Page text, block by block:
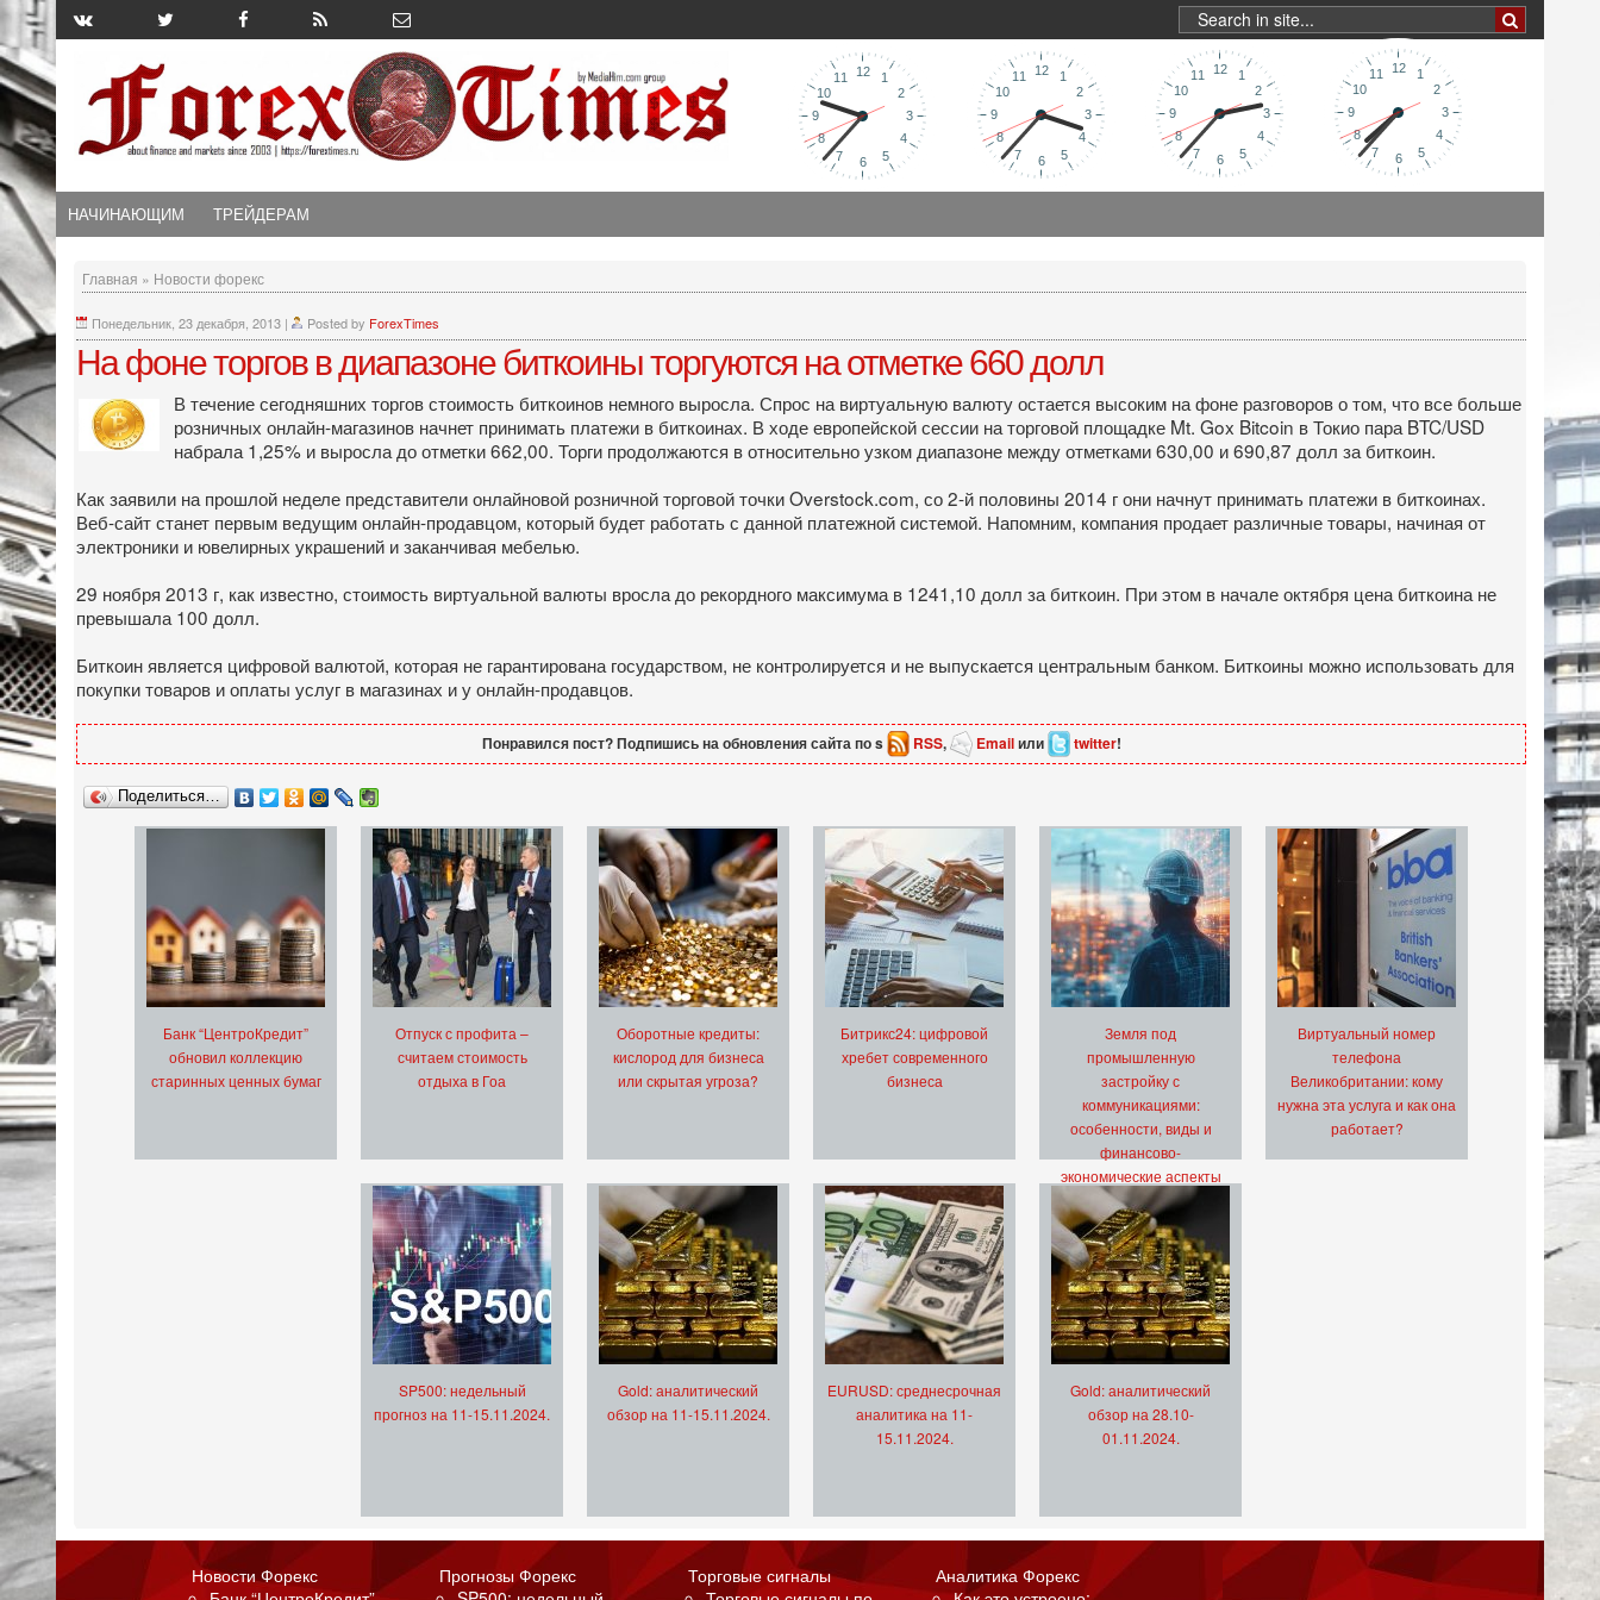
НАЧИНАЮЩИМ ТРЕЙДЕРАМ
Главная » Новости форекс
Понедельник, 23 декабря, 2013 | Posted by ForexTimes
На фоне торгов в диапазоне биткоины торгуются на отметке 660 долл
В течение сегодняшних торгов стоимость биткоинов немного выросла. Спрос на виртуальную валюту остается высоким на фоне разговоров о том, что все больше
розничных онлайн-магазинов начнет принимать платежи в биткоинах. В ходе европейской сессии на торговой площадке Mt. Gox Bitcoin в Токио пара BTC/USD
набрала 1,25% и выросла до отметки 662,00. Торги продолжаются в относительно узком диапазоне между отметками 630,00 и 690,87 долл за биткоин.
Как заявили на прошлой неделе представители онлайновой розничной торговой точки Overstock.com, со 2-й половины 2014 г они начнут принимать платежи в биткоинах.
Веб-сайт станет первым ведущим онлайн-продавцом, который будет работать с данной платежной системой. Напомним, компания продает различные товары, начиная от
электроники и ювелирных украшений и заканчивая мебелью.
29 ноября 2013 г, как известно, стоимость виртуальной валюты вросла до рекордного максимума в 1241,10 долл за биткоин. При этом в начале октября цена биткоина не
превышала 100 долл.
Биткоин является цифровой валютой, которая не гарантирована государством, не контролируется и не выпускается центральным банком. Биткоины можно использовать для
покупки товаров и оплаты услуг в магазинах и у онлайн-продавцов.
Понравился пост? Подпишись на обновления сайта по s RSS, Emailили twitter!
Поделиться…
Банк “ЦентроКредит”
обновил коллекцию
старинных ценных бумаг
Отпуск с профита –
считаем стоимость
отдыха в Гоа
Оборотные кредиты:
кислород для бизнеса
или скрытая угроза?
Битрикс24: цифровой
хребет современного
бизнеса
Земля под
промышленную
застройку с
коммуникациями:
особенности, виды и
финансово-
экономические аспекты
Виртуальный номер
телефона
Великобритании: кому
нужна эта услуга и как она
работает?
SP500: недельный
прогноз на 11-15.11.2024.
Gold: аналитический
обзор на 11-15.11.2024.
EURUSD: среднесрочная
аналитика на 11-
15.11.2024.
Gold: аналитический
обзор на 28.10-
01.11.2024.
Новости Форекс
Прогнозы Форекс
Торговые сигналы
Аналитика Форекс